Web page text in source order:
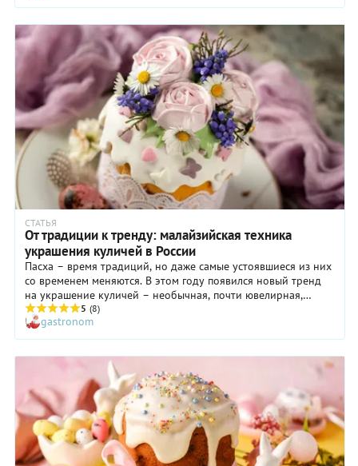
СТАТЬЯ
От традиции к тренду: малайзийская техника
украшения куличей в России
Пасха – время традиций, но даже самые устоявшиеся из них
со временем меняются. В этом году появился новый тренд
на украшение куличей – необычная, почти ювелирная,
малайзийская техника. Золотой призер Чемпионата России
по кондитерскому искусству и эксперт форума Moscow Cake
Show — 2025 Ирина Мошкина рассказала, как современное
оформление соединяется с классическими рецептами и чем
в этом году удивят праздничные столы.
5 (8)
gastronom